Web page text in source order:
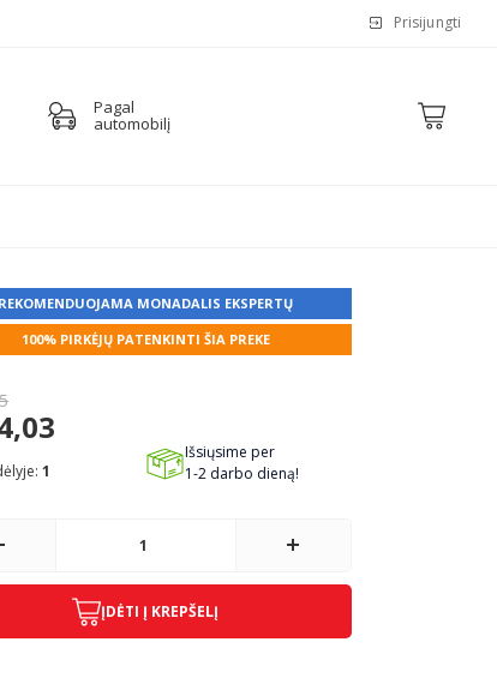
Prisijungti
Pagal
automobilį
REKOMENDUOJAMA MONADALIS EKSPERTŲ
100% PIRKĖJŲ PATENKINTI ŠIA PREKE
1
Išsiųsime per
1-2 darbo dieną!
ĮDĖTI Į KREPŠELĮ